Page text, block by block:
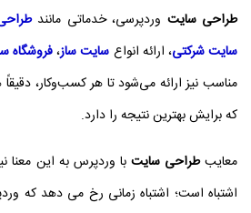
طراحی سایت وردپرسی، خدماتی مانند
سایت شرکتی، ارائه انواع سایت‌ ساز،فروشگاه‌
مناسب نیز ارائه می‌شود تا هر کسب‌وکار،
که برایش بهترین نتیجه را دارد.
معایبطراحی سایت با وردپرس به این
اشتباه است؛ اشتباه زمانی رخ می‌ دهد که